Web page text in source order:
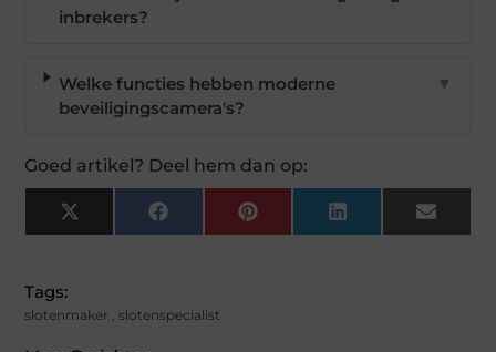
inbrekers?
Welke functies hebben moderne
beveiligingscamera's?
▼
Goed artikel? Deel hem dan op:
X
(Twitter)
FacebookPinterest LinkedIn Email
Tags:
slotenmaker slotenspecialist